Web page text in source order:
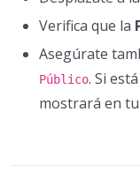
Verifica que la
Asegúrate
Público. Si
mostrará en